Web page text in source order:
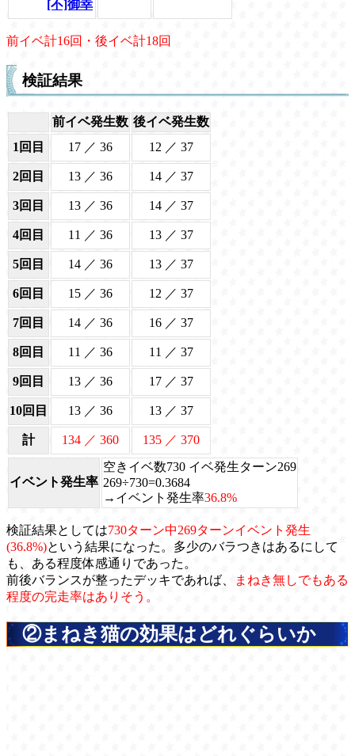
[不]御幸
前イベ計16回・後イベ計18回
検証結果
前イベ発生数 後イベ発生数
1回目
17 ／ 36 12 ／ 37
2回目 13 ／ 36 14 ／ 37
3回目 13 ／ 36 14 ／ 37
4回目 11 ／ 36 13 ／ 37
5回目 14 ／ 36 13 ／ 37
6回目 15 ／ 36 12 ／ 37
7回目 14 ／ 36 16 ／ 37
8回目 11 ／ 36 11 ／ 37
9回目 13 ／ 36 17 ／ 37
10回目 13 ／ 36 13 ／ 37
計 134 ／ 360 135 ／ 370
イベント発生率
空きイベ数730 イベ発生ターン269
269÷730=0.3684
→イベント発生率36.8%
検証結果としては730ターン中269ターンイベント発生
(36.8%)という結果になった。多少のバラつきはあるにして
も、ある程度体感通りであった。
前後バランスが整ったデッキであれば、
まねき無しでもある
程度の完走率はありそう。
②まねき猫の効果はどれぐらいか